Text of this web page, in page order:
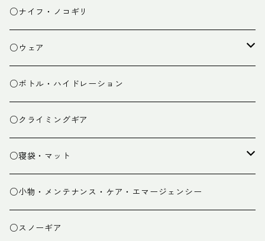
チェア
焚き火台
焚き火小物
○ナイフ・ノコギリ
○ウェア
ミドルレイヤー
ベースレイヤー
パンツ
グローブ
スパッツ・ゲイター
○ボトル・ハイドレーション
○クライミングギア
○寝袋・マット
寝袋
マット
○小物・メンテナンス・ケア・エマージェンシー
○スノーギア